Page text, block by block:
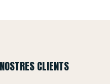
CLIENTS